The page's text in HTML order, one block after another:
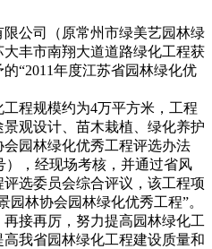
公司（原常州市绿美艺园林绿
丰市南翔大道道路绿化工程获
“2011年度江苏省园林绿化优
程规模约为4万平方米，工程
观设计、苗木栽植、绿化养护
园林绿化优秀工程评选办法
），经现场考核，并通过省风
选委员会综合评议，该工程项
园林协会园林绿化优秀工程”。
接再厉，努力提高园林绿化工
我省园林绿化工程建设质量和